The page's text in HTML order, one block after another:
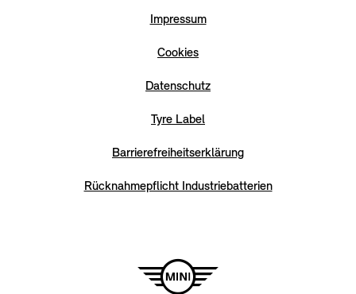
Impressum
Cookies
Datenschutz
Tyre Label
Barrierefreiheitserklärung
Rücknahmepflicht Industriebatterien